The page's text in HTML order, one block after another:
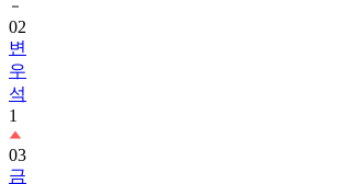
02
변
우
석
1
03
금